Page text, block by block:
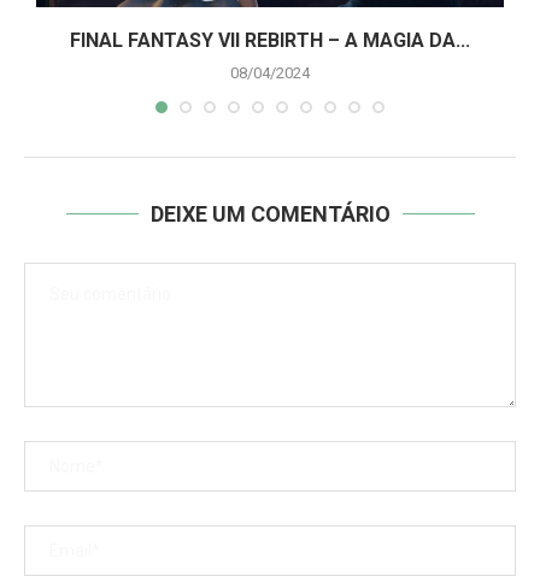
FINAL FANTASY VII REBIRTH – A MAGIA DA...
08/04/2024
DEIXE UM COMENTÁRIO